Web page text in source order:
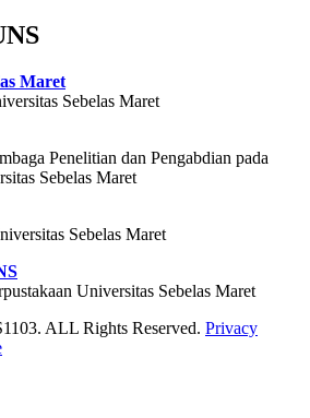
Maret
Sebelas Maret
Penelitian dan Pengabdian pada
Sebelas Maret
Sebelas Maret
Universitas Sebelas Maret
ALL Rights Reserved. Privacy